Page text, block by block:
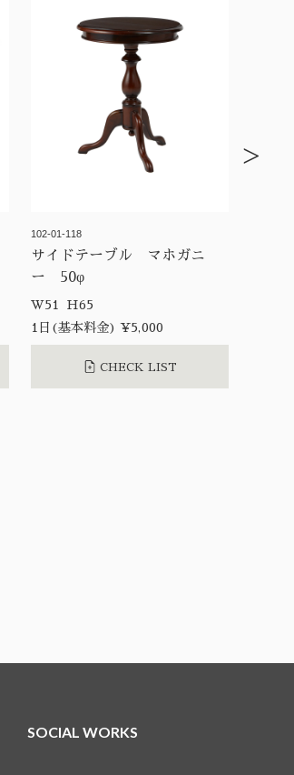
102-01-118
サイドテーブル マホガニ
ー 50φ
W51 H65
1日(基本料金) ¥5,000
CHECK LIST
>
SOCIAL WORKS